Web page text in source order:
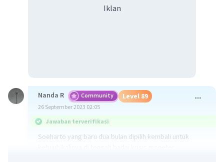
Iklan
Nanda R Community Level 89
26 September 2023 02:05
Jawaban terverifikasi
Soeharto yang baru dua bulan dipilih kembali untuk